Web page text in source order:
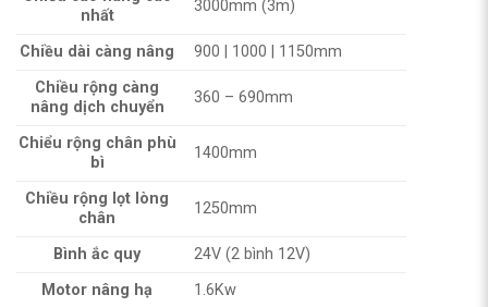
nhất
3000mm (3m)
Chiều dài càng nâng
900 | 1000 | 1150mm
Chiều rộng càng
nâng dịch chuyển
360 – 690mm
Chiểu rộng chân phù
bì
1400mm
Chiều rộng lọt lòng
chân
1250mm
Bình ắc quy
24V (2 bình 12V)
Motor nâng hạ
1.6Kw